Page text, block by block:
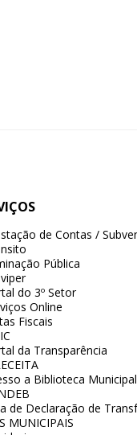
de Contas /
Pública
do 3º Setor
Online
Fiscais
da Transparência
a Biblioteca Municipal
de Declaração de
MUNICIPAIS